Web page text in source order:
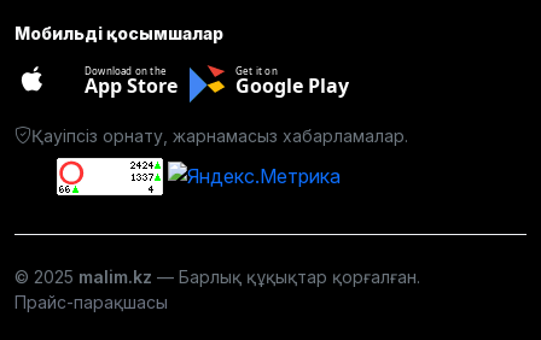
Мобильді қосымшалар
Download on the
App Store
Get it on
Google Play
Қауіпсіз орнату, жарнамасыз хабарламалар.
© 2025 malim.kz — Барлық құқықтар қорғалған.
Прайс-парақшасы